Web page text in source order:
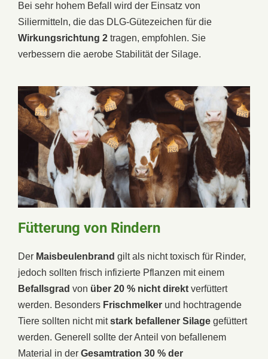
Bei sehr hohem Befall wird der Einsatz von
Siliermitteln, die das DLG-Gütezeichen für die
Wirkungsrichtung 2 tragen, empfohlen. Sie
verbessern die aerobe Stabilität der Silage.
Fütterung von Rindern
Der Maisbeulenbrand gilt als nicht toxisch für Rinder,
jedoch sollten frisch infizierte Pflanzen mit einem
Befallsgrad von über 20 % nicht direkt verfüttert
werden. Besonders Frischmelker und hochtragende
Tiere sollten nicht mitstark befallener Silage gefüttert
werden. Generell sollte der Anteil von befallenem
Material in der Gesamtration 30 % der